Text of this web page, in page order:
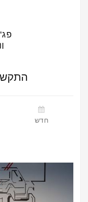
פג'ו 3008
חדש